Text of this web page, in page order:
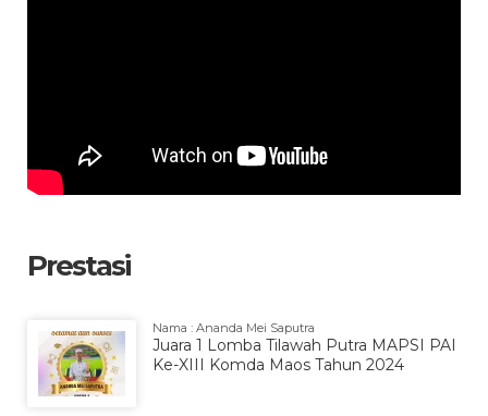
Prestasi
Nama : Ananda Mei Saputra
Juara 1 Lomba Tilawah Putra MAPSI PAI
Ke-XIII Komda Maos Tahun 2024